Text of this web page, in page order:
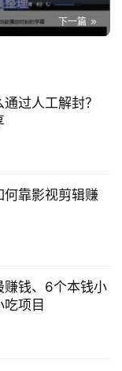
下一篇
过人工解封？
何靠影视剪辑赚
赚钱、6个本钱小
项目